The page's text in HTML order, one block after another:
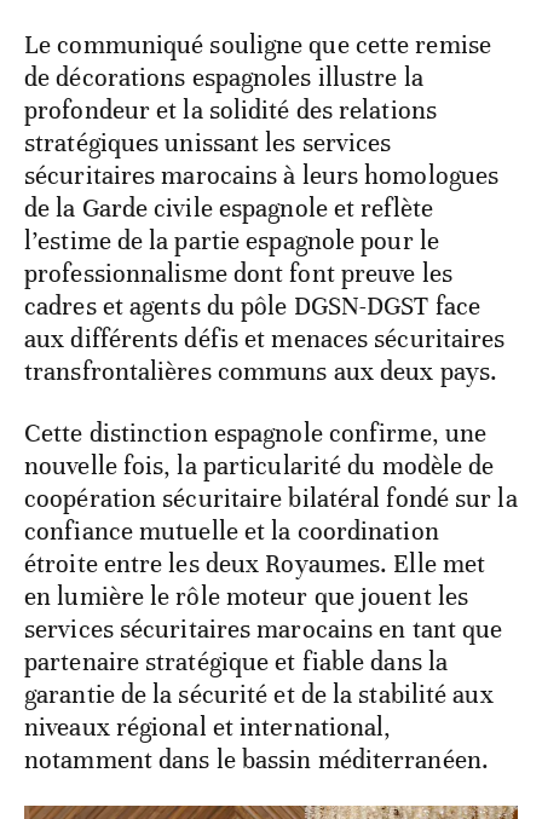
Le communiqué souligne que cette remise
de décorations espagnoles illustre la
profondeur et la solidité des relations
stratégiques unissant les services
sécuritaires marocains à leurs homologues
de la Garde civile espagnole et reflète
l’estime de la partie espagnole pour le
professionnalisme dont font preuve les
cadres et agents du pôle DGSN-DGST face
aux différents défis et menaces sécuritaires
transfrontalières communs aux deux pays.
Cette distinction espagnole confirme, une
nouvelle fois, la particularité du modèle de
coopération sécuritaire bilatéral fondé sur la
confiance mutuelle et la coordination
étroite entre les deux Royaumes. Elle met
en lumière le rôle moteur que jouent les
services sécuritaires marocains en tant que
partenaire stratégique et fiable dans la
garantie de la sécurité et de la stabilité aux
niveaux régional et international,
notamment dans le bassin méditerranéen.